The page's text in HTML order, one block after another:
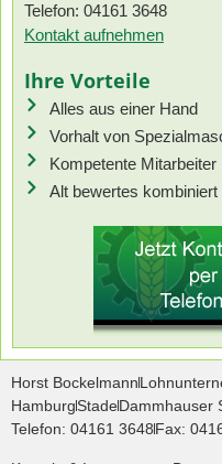
Telefon: 04161 3648
Kontakt aufnehmen
Ihre Vorteile
Alles aus einer Hand
Vorhalt von
Kompetente Mitarbeiter
Alt bewertes
Horst Bockelmann
HamburgStadeDammhauser
Telefon: 04161 3648Fax: